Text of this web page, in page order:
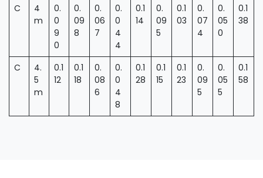
C
4
m
0.
0
9
0
0.
09
8
0.
06
7
0.
0
4
4
0.1
14
0.
09
5
0.1
03
0.
07
4
0.
05
0
0.1
38
C
4.
5
m
0.1
12
0.1
18
0.
08
6
0.
0
4
8
0.1
28
0.1
15
0.1
23
0.
09
5
0.
05
5
0.1
58